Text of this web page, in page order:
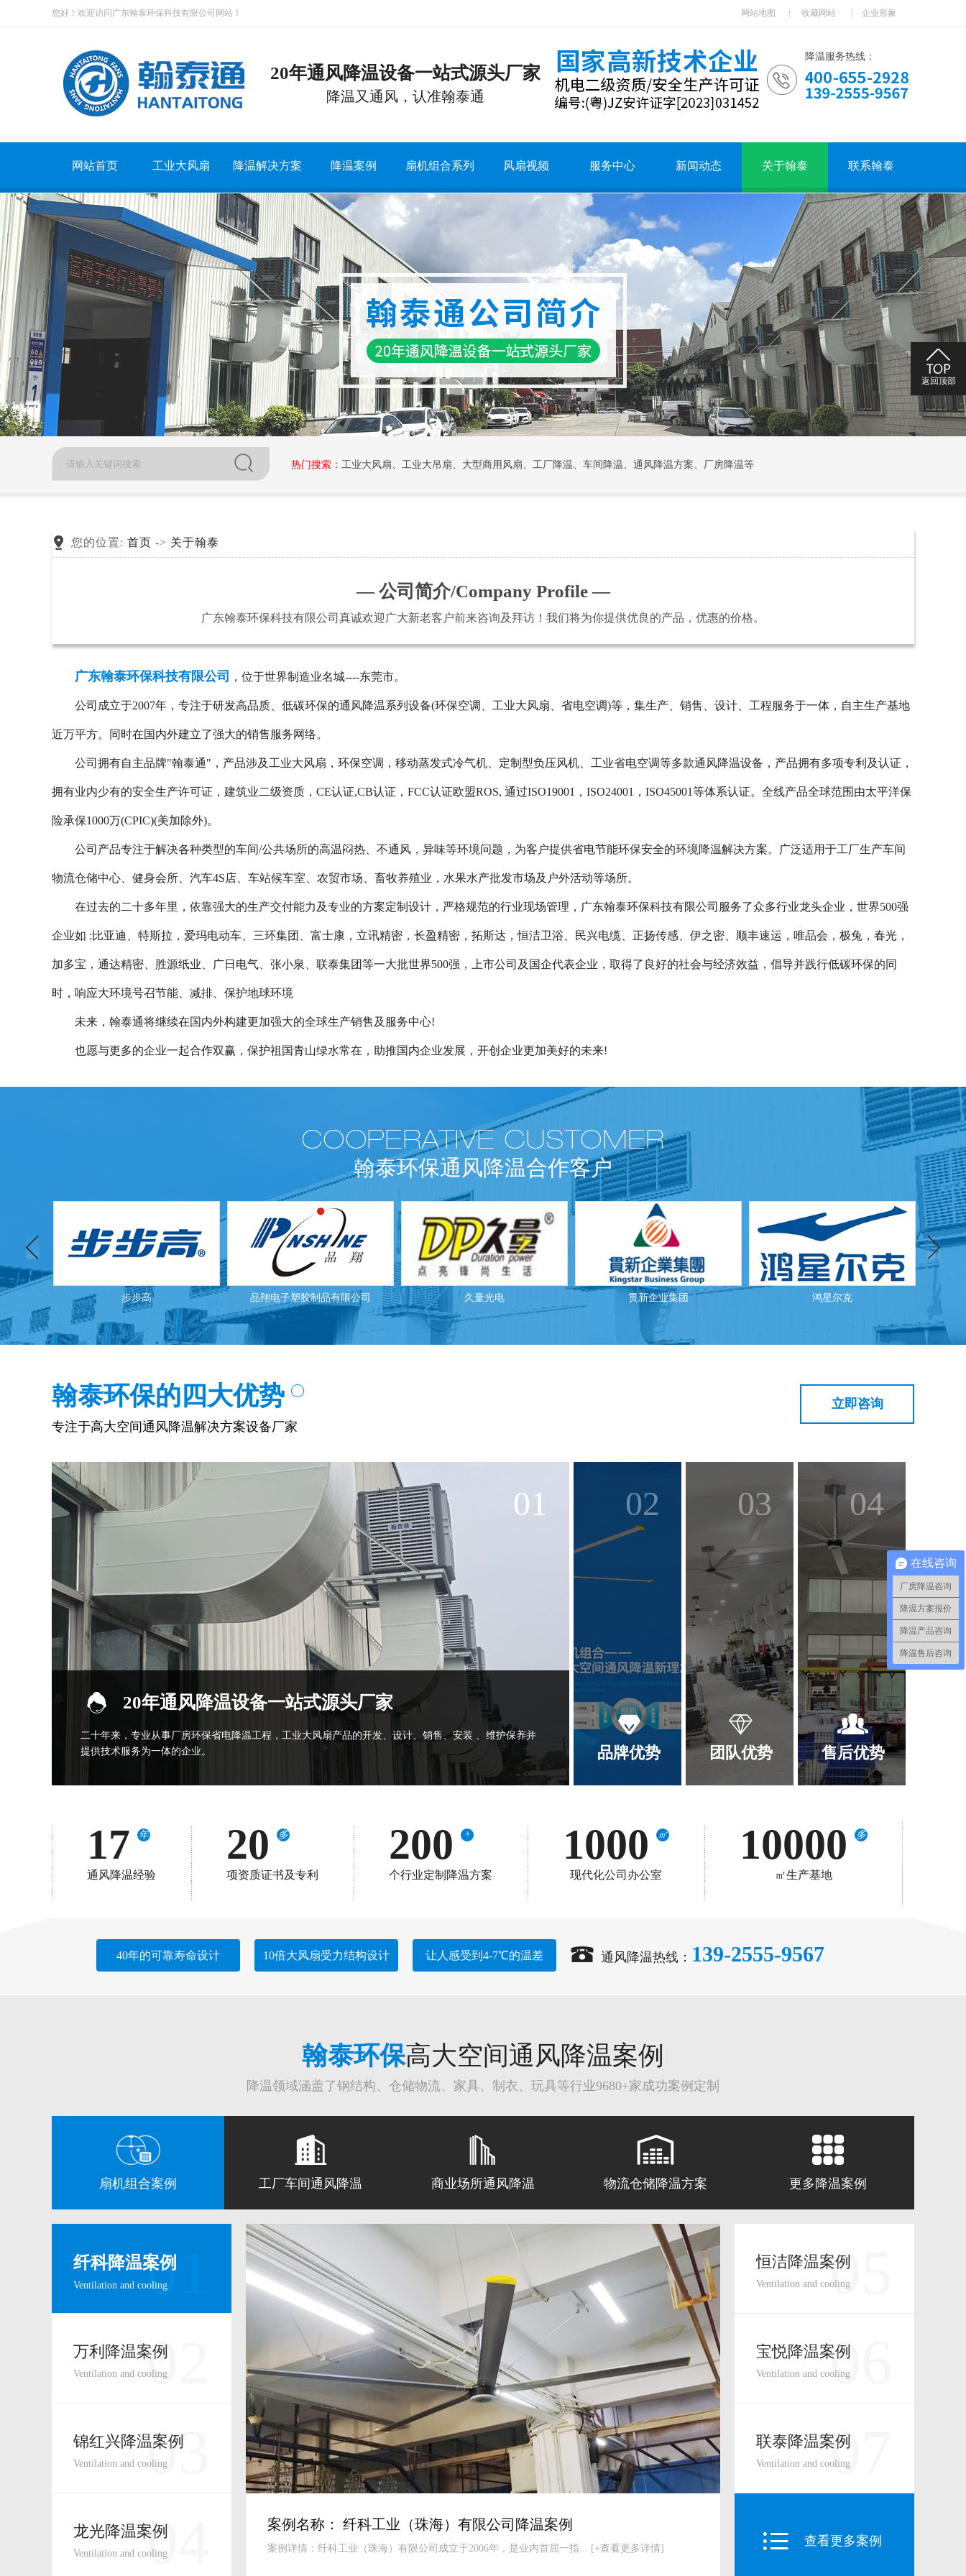
您好！欢迎访问广东翰泰环保科技有限公司网站！ 网站地图 收藏网站 企业形象
20年通风降温设备一站式源头厂家
降温又通风，认准翰泰通
降温服务热线：
网站首页 工业大风扇
翰泰通系列
扇机组合系列
移动工业大风扇
降温解决方案
钢结构厂房降温方案 机械加工车间降温方案
仓储物流降温解决方案 家具厂通风降温方案
汽车4S店通风降温方... 冲压车间通风降温方案
家电厂通风降温方案 体育馆降温方案
金属制品通风降温方案 户外运动通风降温方案
塑胶厂车间降温方案 畜牧养殖厂通风降温方...
降温案例
工厂车间通风降温 商业场所通风降温
扇机组合案例 物流仓储降温案例
其他场所通风降温 客户见证
扇机组合系列
工业大风扇+环保空调
工业大风扇+负压风机
工业大风扇+屋顶风机
风扇视频 服务中心
运行原理
注意事项 服务流程
新闻动态
行业资讯
关于翰泰
公司简介
荣誉资质 企业形象
公司活动 合作客户
联系翰泰
热门搜索： 工业大风扇、 工业大吊扇、 大型商用风扇、 工厂降温、 车间降温、 通风降温方案、 厂房降温等
您的位置:首页 -> 关于翰泰
— 公司简介/Company Profile —
广东翰泰环保科技有限公司真诚欢迎广大新老客户前来咨询及拜访！我们将为你提供优良的产品，优惠的价格。
广东翰泰环保科技有限公司 ，位于世界制造业名城----东莞市。
公司成立于2007年，专注于研发高品质、低碳环保的通风降温系列设备(环保空调、工业大风扇、省电空调)等，集生产、销售、设计、工程服务于一体，自主生产基地
近万平方。同时在国内外建立了强大的销售服务网络。
公司拥有自主品牌"翰泰通"，产品涉及工业大风扇，环保空调，移动蒸发式冷气机、定制型负压风机、工业省电空调等多款通风降温设备，产品拥有多项专利及认证，
拥有业内少有的安全生产许可证，建筑业二级资质，CE认证,CB认证，FCC认证欧盟ROS, 通过ISO19001，ISO24001，ISO45001等体系认证。全线产品全球范围由太平洋保
险承保1000万(CPIC)(美加除外)。
公司产品专注于解决各种类型的车间/公共场所的高温闷热、不通风，异味等环境问题，为客户提供省电节能环保安全的环境降温解决方案。广泛适用于工厂生产车间
物流仓储中心、健身会所、汽车4S店、车站候车室、农贸市场、畜牧养殖业，水果水产批发市场及户外活动等场所。
在过去的二十多年里，依靠强大的生产交付能力及专业的方案定制设计，严格规范的行业现场管理，广东翰泰环保科技有限公司服务了众多行业龙头企业，世界500强
企业如 :比亚迪、特斯拉，爱玛电动车、三环集团、富士康，立讯精密，长盈精密，拓斯达，恒洁卫浴、民兴电缆、正扬传感、伊之密、顺丰速运，唯品会，极兔，春光，
加多宝，通达精密、胜源纸业、广日电气、张小泉、联泰集团等一大批世界500强，上市公司及国企代表企业，取得了良好的社会与经济效益，倡导并践行低碳环保的同
时，响应大环境号召节能、减排、保护地球环境
未来，翰泰通将继续在国内外构建更加强大的全球生产销售及服务中心!
也愿与更多的企业一起合作双赢，保护祖国青山绿水常在，助推国内企业发展，开创企业更加美好的未来!
翰泰环保通风降温合作客户
品翔电子塑胶制品有限公司 久量光电 贯新企业集团 鸿星尔克 江西铜业集团公司
翰泰环保的四大优势
专注于高大空间通风降温解决方案设备厂家
立即咨询
01
20年通风降温设备一站式源头厂家
二十年来，专业从事厂房环保省电降温工程，工业大风扇产品的开发、设计、销售、安装 、维护保养并
提供技术服务为一体的企业。
02
品牌优势
03
团队优势
04
售后优势
17 年
通风降温经验
20 多
项资质证书及专利
200 +
个行业定制降温方案
1000 ㎡
现代化公司办公室
10000 多
㎡生产基地
40年的可靠寿命设计 10倍大风扇受力结构设计 让人感受到4-7℃的温差 通风降温热线： 139-2555-9567
翰泰环保高大空间通风降温案例
降温领域涵盖了钢结构、仓储物流、家具、制衣、玩具等行业9680+家成功案例定制
扇机组合案例 工厂车间通风降温 商业场所通风降温 物流仓储降温方案 更多降温案例
01
纤科降温案例
Ventilation and cooling
02
万利降温案例
Ventilation and cooling
03
锦红兴降温案例
Ventilation and cooling
04
龙光降温案例
Ventilation and cooling
05
恒洁降温案例
Ventilation and cooling
06
宝悦降温案例
Ventilation and cooling
07
联泰降温案例
Ventilation and cooling
查看更多案例
案例名称： 纤科工业（珠海）有限公司降温案例
案例详情：纤科工业（珠海）有限公司成立于2006年，是业内首屈一指... [+查看更多详情]
返回顶部
返回顶部
在线咨询
厂房降温咨询
降温方案报价
降温产品咨询
降温售后咨询